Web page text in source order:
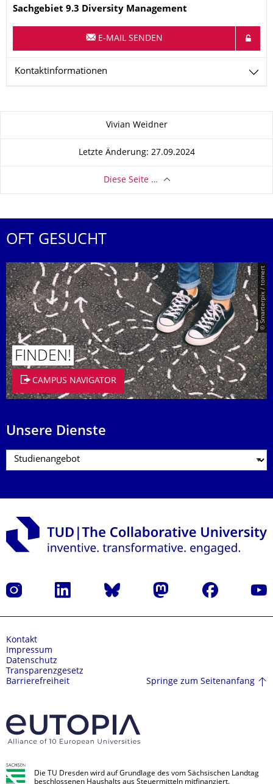
Name
Sachgebiet 9.3 Diversity Management
E-MAIL SENDEN
Kontaktinformationen
Vivian Weidner
Letzte Änderung: 27.09.2024
Diese Seite …
OFT GESUCHT
© Smarterpix / tomert
FINDEN!
CAMPUS NAVIGATOR
Unsere Dienste
Instagram LinkedIn Bluesky Mastodon Facebook
Kontakt
Impressum
Datenschutz
Transparenzgesetz
Barrierefreiheit
Springe zum Seitenanfang
Die TU Dresden wird auf Grundlage des vom Sächsischen Landtag
beschlossenen Haushalts aus Steuermitteln mitfinanziert.